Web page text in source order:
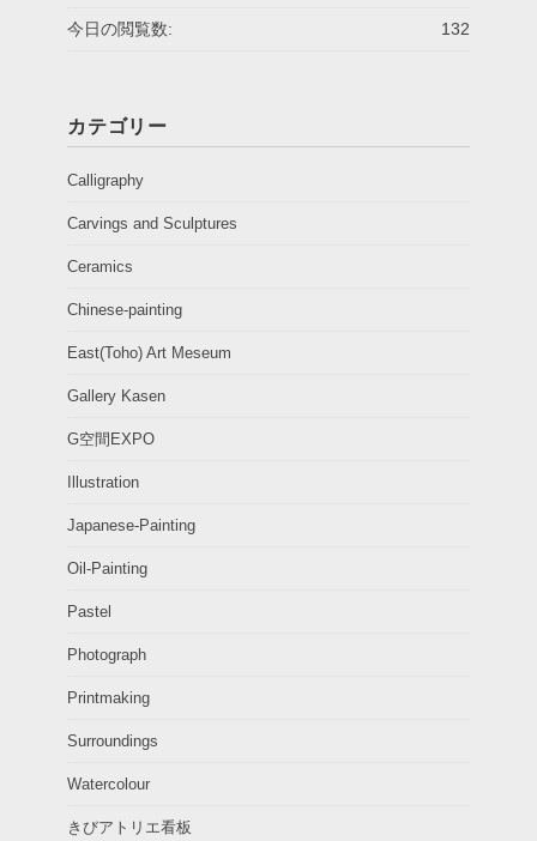
132
今日の閲覧数:
カテゴリー
Calligraphy
Carvings and Sculptures
Ceramics
Chinese-painting
East(Toho) Art Meseum
Gallery Kasen
G空間EXPO
Illustration
Japanese-Painting
Oil-Painting
Pastel
Photograph
Printmaking
Surroundings
Watercolour
きびアトリエ看板